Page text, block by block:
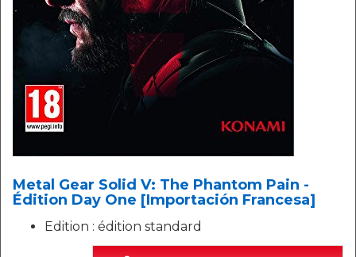
Metal Gear Solid V: The Phantom Pain -
Édition Day One [Importación Francesa]
Edition : édition standard